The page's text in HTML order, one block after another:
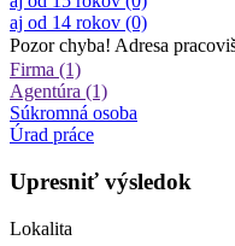
aj od 14 rokov (0)
Pozor chyba! Adresa
Firma (1)
Agentúra (1)
Súkromná osoba
Úrad práce
Upresniť výsledok
Lokalita